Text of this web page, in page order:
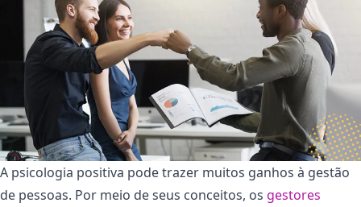
A psicologia positiva pode trazer muitos ganhos à gestão
de pessoas. Por meio de seus conceitos, os gestores